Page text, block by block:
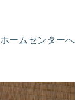
ームセンターへ